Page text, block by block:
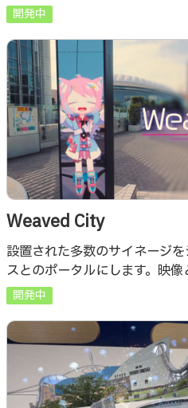
開発中
Weaved City
設置された多数のサイネージ
スとのポータルにします。映
現実のコミュニケーションが可
開発中